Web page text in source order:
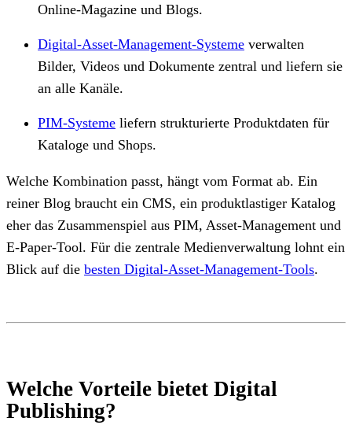
Online-Magazine und Blogs.
Digital-Asset-Management-Systeme verwalten
Bilder, Videos und Dokumente zentral und liefern sie
an alle Kanäle.
PIM-Systeme liefern strukturierte Produktdaten für
Kataloge und Shops.
Welche Kombination passt, hängt vom Format ab. Ein
reiner Blog braucht ein CMS, ein produktlastiger Katalog
eher das Zusammenspiel aus PIM, Asset-Management und
E-Paper-Tool. Für die zentrale Medienverwaltung lohnt ein
Blick auf die besten Digital-Asset-Management-Tools.
Welche Vorteile bietet Digital
Publishing?